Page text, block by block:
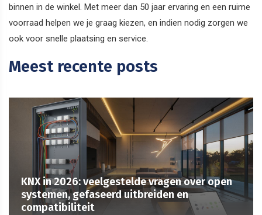
binnen in de winkel. Met meer dan 50 jaar ervaring en een ruime
voorraad helpen we je graag kiezen, en indien nodig zorgen we
ook voor snelle plaatsing en service.
Meest recente posts
KNX in 2026: veelgestelde vragen over open
systemen, gefaseerd uitbreiden en
compatibiliteit